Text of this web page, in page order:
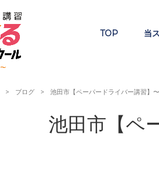
TOP 当
> ブログ > 池田市【ペーパードライバー講習】
池田市【ペ